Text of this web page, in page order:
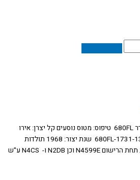
פרטי המטוס: דגם: גראנד קומנדר 680FL טיפוס: מטוס נוסעים קל יצרן: אירו
קומנדר, ארה"ב מספר יצרן: 680FL-1731-138 שנת יצור: 1968 תולדות
המטוס: המטוס הופעל בארה"ב תחת הרישום N4599E וכן N2DB ו- N4CS ע"ש